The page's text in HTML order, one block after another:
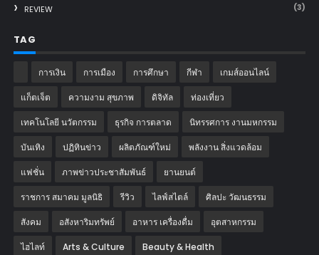
REVIEW (3)
TAG
การเงิน การเมือง การศึกษา กีฬา เกมส์ออนไลน์
แก็ตเจ็ต ความงาม สุขภาพ ดิจิทัล ท่องเที่ยว
เทคโนโลยี นวัตกรรม ธุรกิจ การตลาด นิทรรศการ งานมหกรรม
บันเทิง ปฏิทินข่าว ผลิตภัณฑ์ใหม่ พลังงาน สิ่งแวดล้อม
แฟชั่น ภาพข่าวประชาสัมพันธ์ ‎ยานยนต์‎
ราชการ สมาคม มูลนิธิ รีวิว ไลฟ์สไตล์ ศิลปะ วัฒนธรรม
สังคม อสังหาริมทรัพย์ อาหาร เครื่องดื่ม อุตสาหกรรม
ไฮไลท์ Arts & Culture Beauty & Health